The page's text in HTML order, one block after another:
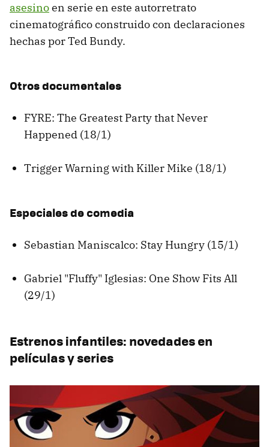
asesinoen serie en este autorretrato
cinematográfico construido con declaraciones
hechas por Ted Bundy.
Otros documentales
FYRE: The Greatest Party that Never
Happened (18/1)
Trigger Warning with Killer Mike (18/1)
Especiales de comedia
Sebastian Maniscalco: Stay Hungry (15/1)
Gabriel "Fluffy" Iglesias: One Show Fits All
(29/1)
Estrenos infantiles: novedades en
películas y series